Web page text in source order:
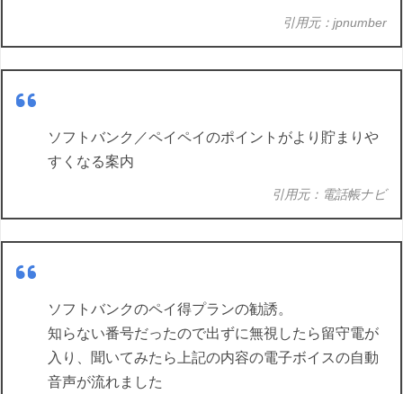
引用元：jpnumber
ソフトバンク／ペイペイのポイントがより貯まりや
すくなる案内
引用元：電話帳ナビ
ソフトバンクのペイ得プランの勧誘。
知らない番号だったので出ずに無視したら留守電が
入り、聞いてみたら上記の内容の電子ボイスの自動
音声が流れました